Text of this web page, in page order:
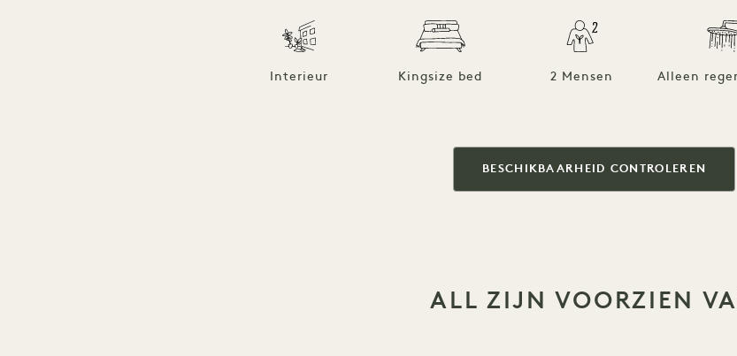
Interieur Kingsize bed 2 Mensen Alleen
BESCHIKBAARHEID CONTROLEREN
ALL ZIJN VOORZIEN